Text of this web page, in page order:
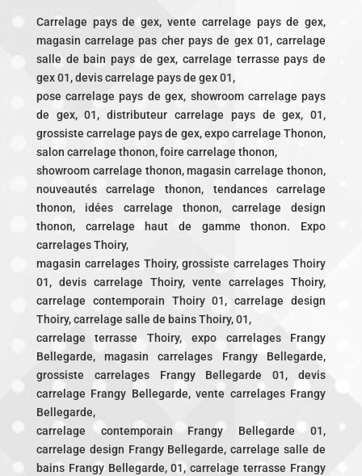
Carrelage pays de gex, vente carrelage pays de gex,
magasin carrelage pas cher pays de gex 01, carrelage
salle de bain pays de gex, carrelage terrasse pays de
gex 01, devis carrelage pays de gex 01,
pose carrelage pays de gex, showroom carrelage pays
de gex, 01, distributeur carrelage pays de gex, 01,
grossiste carrelage pays de gex, expo carrelage Thonon,
salon carrelage thonon, foire carrelage thonon,
showroom carrelage thonon, magasin carrelage thonon,
nouveautés carrelage thonon, tendances carrelage
thonon, idées carrelage thonon, carrelage design
thonon, carrelage haut de gamme thonon. Expo
carrelages Thoiry,
magasin carrelages Thoiry, grossiste carrelages Thoiry
01, devis carrelage Thoiry, vente carrelages Thoiry,
carrelage contemporain Thoiry 01, carrelage design
Thoiry, carrelage salle de bains Thoiry, 01,
carrelage terrasse Thoiry, expo carrelages Frangy
Bellegarde, magasin carrelages Frangy Bellegarde,
grossiste carrelages Frangy Bellegarde 01, devis
carrelage Frangy Bellegarde, vente carrelages Frangy
Bellegarde,
carrelage contemporain Frangy Bellegarde 01,
carrelage design Frangy Bellegarde, carrelage salle de
bains Frangy Bellegarde, 01, carrelage terrasse Frangy